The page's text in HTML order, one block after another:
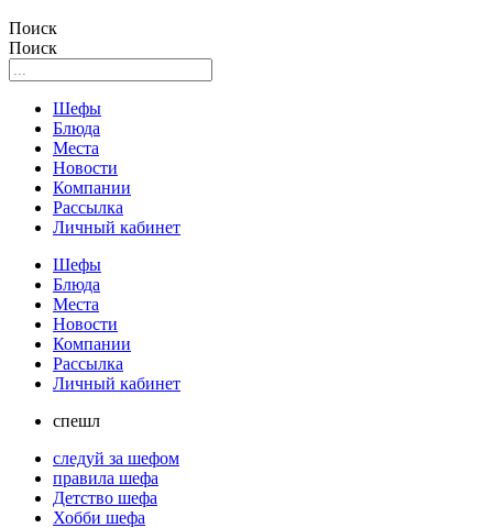
Поиск
Поиск
Шефы
Блюда
Места
Новости
Компании
Рассылка
Личный кабинет
Шефы
Блюда
Места
Новости
Компании
Рассылка
Личный кабинет
спешл
следуй за шефом
правила шефа
Детство шефа
Хобби шефа